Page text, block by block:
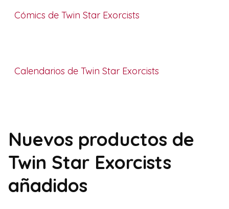
Cómics de Twin Star Exorcists
Calendarios de Twin Star Exorcists
Nuevos productos de
Twin Star Exorcists
añadidos